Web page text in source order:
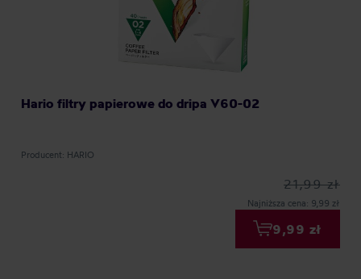
Hario filtry papierowe do dripa V60-02
Producent: HARIO
21,99 zł
Najniższa cena: 9,99 zł
9,99 zł